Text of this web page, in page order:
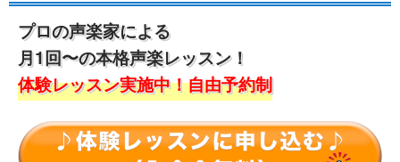
プロの声楽家による
月1回〜の本格声楽レッスン！
体験レッスン実施中！自由予約制